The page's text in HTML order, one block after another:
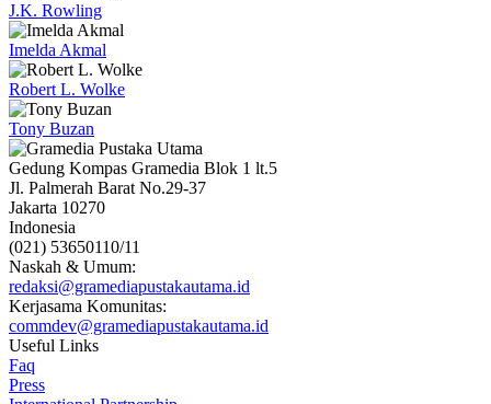
J.K. Rowling
Imelda Akmal
Robert L. Wolke
Tony Buzan
Gedung Kompas Gramedia Blok 1 lt.5
Jl. Palmerah Barat No.29-37
Jakarta 10270
Indonesia
(021) 53650110/11
Naskah & Umum:
redaksi@gramediapustakautama.id
Kerjasama Komunitas:
commdev@gramediapustakautama.id
Useful Links
Faq
Press